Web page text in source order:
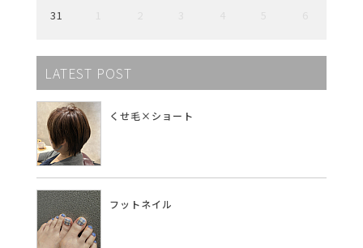
31
LATEST POST
くせ毛×ショート
フットネイル